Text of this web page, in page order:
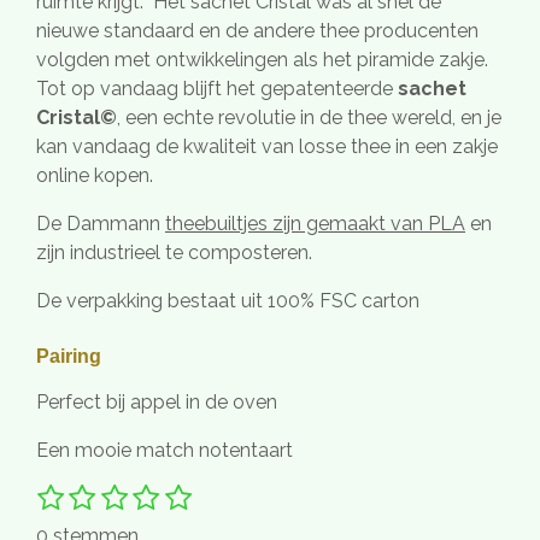
nieuwe standaard en de andere thee producenten
volgden met ontwikkelingen als het piramide zakje.
Tot op vandaag blijft het gepatenteerde sachet
Cristal© , een echte revolutie in de thee wereld, en je
kan vandaag de kwaliteit van losse thee in een zakje
online kopen.
De Dammann theebuiltjes zijn gemaakt van PLA en
zijn industrieel te composteren.
De verpakking bestaat uit 100% FSC carton
Pairing
Perfect bij appel in de oven
Een mooie match notentaart
R
a
1
s
2
s
3
s
4
s
5 S